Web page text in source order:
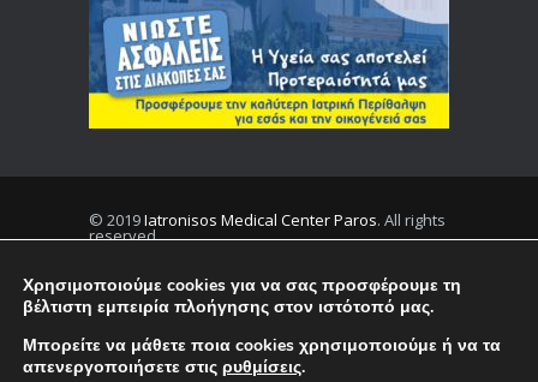
© 2019Iatronisos Medical Center Paros. All rights
reserved.
Privacy
Χρησιμοποιούμε cookies για να σας προσφέρουμε τη
βέλτιστη εμπειρία πλοήγησης στον ιστότοπό μας.
Μπορείτε να μάθετε ποια cookies χρησιμοποιούμε ή να τα
απενεργοποιήσετε στις ρυθμίσεις.